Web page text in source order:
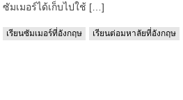
ซัมเมอร์ได้เก็บไปใช้ […]
เรียนซัมเมอร์ที่อังกฤษ เรียนต่อมหาลัยที่อังกฤษ